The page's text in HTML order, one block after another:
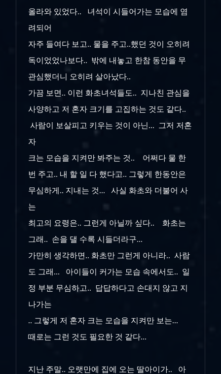
올라와 있었다.. 녀석이 시들어가는 모습에 염
려되어
자주 들여다 보고.. 물을 주고..했던 것이 오히려
독이었었나보다.. 밖에 내놓고 한참 동안을 무
관심했더니 오히려 살아났다..
가끔 보면.. 이런 화초녀석들도.. 지나친 관심을
사양하고 저 혼자 크기를 고집하는 것도 같다..
사람이 보살피고 키우는 것이 아닌... 그저 저혼
자
크는 모습을 지켜만 봐주는 것.. 어쩌다 물 한
번 주고.. 내 할 일 다 했다고.. 그렇게 한동안은
무심하게.. 지내는 것... 사실 화초와 더불어 사
는
최고의 요령은.. 그런게 아닐까 싶다.. 화초는
그래.. 손을 댈 수록 시들더라구...
가만히 생각하면.. 화초만 그런게 아니라.. 사람
도 그래... 아이들이 커가는 모습 속에서도.. 일
정 부분 무심하고.. 답답하다고 손대지 않고 지
나가는
.. 그렇게 저 혼자 크는 모습을 지켜만 보는...
때로는 그런 것도 필요한 것 같다...
지난 주말.. 오랫만에 집에 오는 딸아이가.. 아